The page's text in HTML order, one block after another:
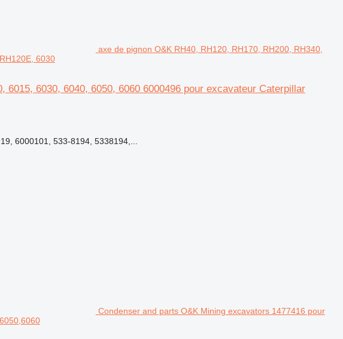
axe de pignon O&K RH40, RH120, RH170, RH200, RH340,
6030
6030, 6040, 6050, 6060 6000496 pour excavateur Caterpillar
6000101, 533-8194, 5338194,...
Condenser and parts O&K Mining excavators 1477416 pour